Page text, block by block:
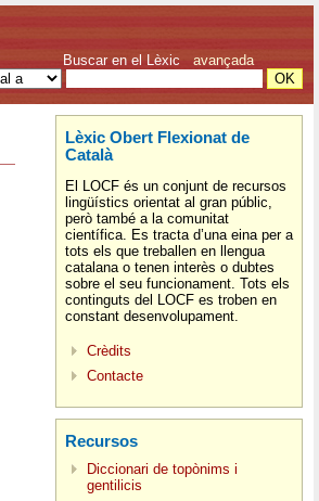
Buscar en el Lèxic avançada
Lèxic Obert Flexionat de
Català
El LOCF és un conjunt de recursos
lingüístics orientat al gran públic,
però també a la comunitat
científica. Es tracta d’una eina per a
tots els que treballen en llengua
catalana o tenen interès o dubtes
sobre el seu funcionament. Tots els
continguts del LOCF es troben en
constant desenvolupament.
Crèdits
Contacte
Recursos
Diccionari de topònims i
gentilicis